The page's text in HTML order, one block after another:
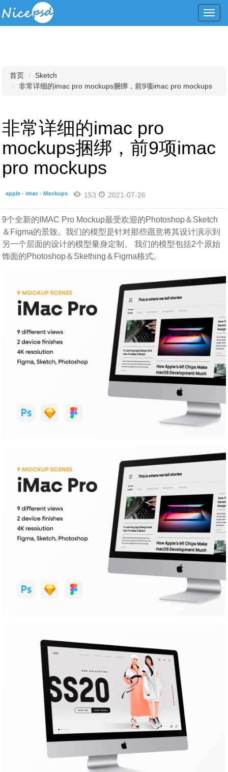
首页
Sketch
非常详细的imac pro mockups捆绑，前9项imac pro mockups
非常详细的imac pro
mockups捆绑，前9项imac
pro mockups
apple- imac- Mockups 153 2021-07-26
9个全新的IMAC Pro Mockup最受欢迎的Photoshop＆Sketch
＆Figma的景致。我们的模型是针对那些愿意将其设计演示到
另一个层面的设计的模型量身定制。 我们的模型包括2个原始
饰面的Photoshop＆Skething＆Figma格式。